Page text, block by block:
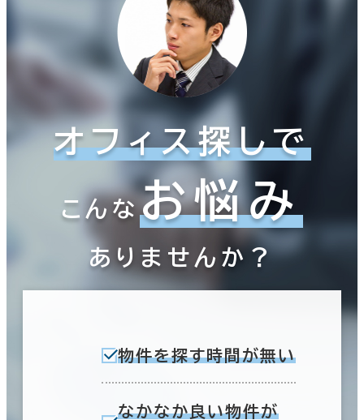
オフィス探しで
こんなお悩み
ありませんか？
物件を探す時間が無い
なかなか良い物件が